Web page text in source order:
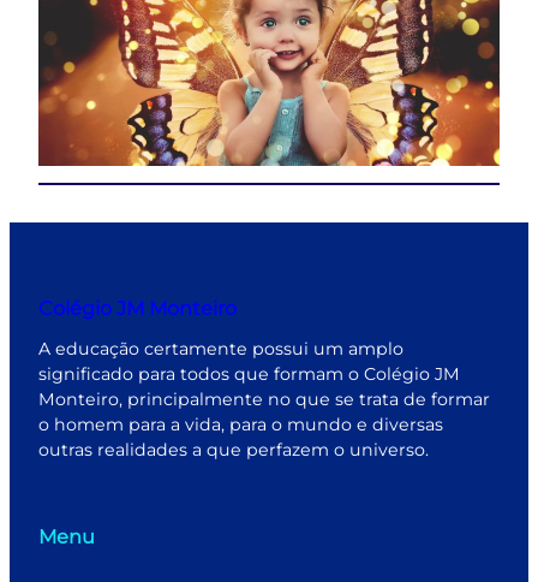
Colégio JM Monteiro
A educação certamente possui um amplo
significado para todos que formam o Colégio JM
Monteiro, principalmente no que se trata de formar
o homem para a vida, para o mundo e diversas
outras realidades a que perfazem o universo.
Menu